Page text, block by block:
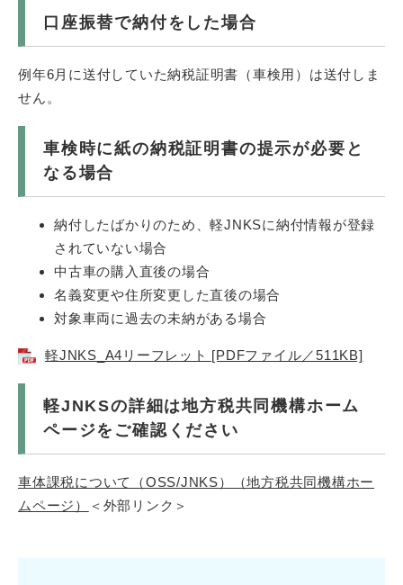
口座振替で納付をした場合
例年6月に送付していた納税証明書（車検用）は送付しま
せん。
車検時に紙の納税証明書の提示が必要と
なる場合
納付したばかりのため、軽JNKSに納付情報が登録
されていない場合
中古車の購入直後の場合
名義変更や住所変更した直後の場合
対象車両に過去の未納がある場合
軽JNKS_A4リーフレット [PDFファイル／511KB]
軽JNKSの詳細は地方税共同機構ホーム
ページをご確認ください
車体課税について（OSS/JNKS）（地方税共同機構ホー
ムページ）
＜外部リンク＞